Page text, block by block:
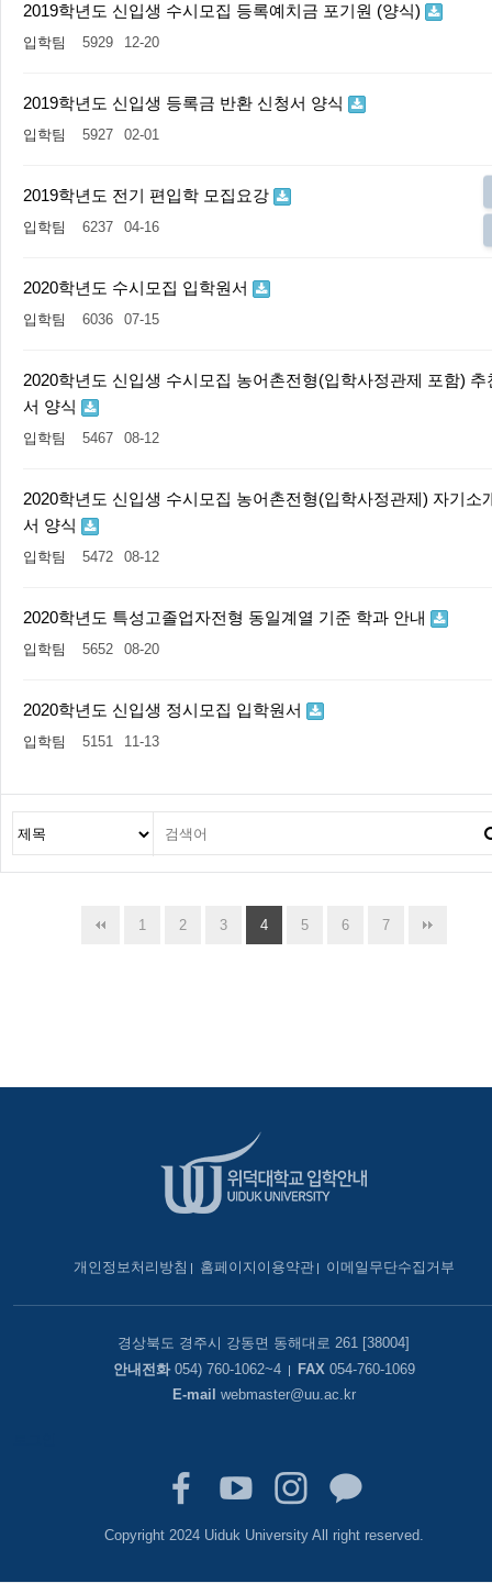
2019학년도 신입생 수시모집 등록예치금 포기원 (양식)
입학팀 5929 12-20
2019학년도 신입생 등록금 반환 신청서 양식
입학팀 5927 02-01
2019학년도 전기 편입학 모집요강
입학팀 6237 04-16
2020학년도 수시모집 입학원서
입학팀 6036 07-15
2020학년도 신입생 수시모집 농어촌전형(입학사정관제 포함) 추
서 양식
입학팀 5467 08-12
2020학년도 신입생 수시모집 농어촌전형(입학사정관제) 자기소
서 양식
입학팀 5472 08-12
2020학년도 특성고졸업자전형 동일계열 기준 학과 안내
입학팀 5652 08-20
2020학년도 신입생 정시모집 입학원서
입학팀 5151 11-13
1 2 3 4 5 6 7
개인정보처리방침 홈페이지이용약관 이메일무단수집거부
경상북도 경주시 강동면 동해대로 261 [38004]
안내전화054) 760-1062~4 FAX054-760-1069
E-mail webmaster@uu.ac.kr
Copyright 2024 Uiduk University All right reserved.